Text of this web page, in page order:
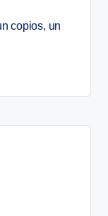
copios, un